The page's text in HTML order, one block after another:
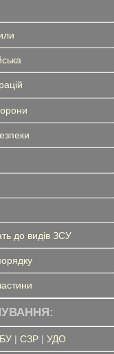
до видів ЗСУ
| СЗР| УДО